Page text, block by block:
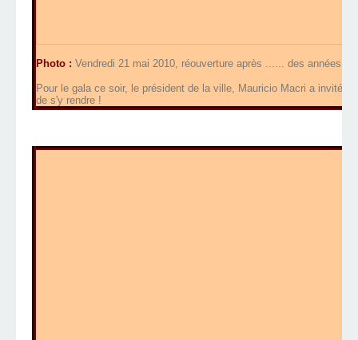
Photo : Vendredi 21 mai 2010, réouverture après ...... des années
Pour le gala ce soir, le président de la ville, Mauricio Macri a invité
de s'y rendre !